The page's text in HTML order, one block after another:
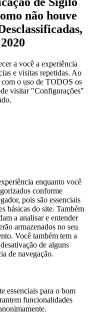
não houve
a você a experiência
e visitas repetidas. Ao
o uso de TODOS os
visitar "Configurações"
enquanto você
conforme
pois são essenciais
básicas do site. Também
a analisar e entender
armazenados no seu
Você também tem a
de alguns
de navegação.
essenciais para o bom
funcionalidades